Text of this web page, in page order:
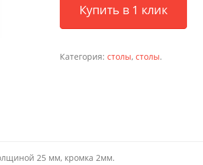
Купить в 1 клик
Категория: столы, столы.
25 мм, кромка 2мм.